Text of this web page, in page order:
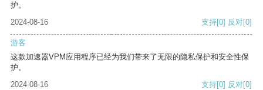
护。
2024-08-16
支持[0] 反对[0]
游客
这款加速器VPM应用程序已经为我们带来了无限的隐私保护和安全性保
护。
2024-08-16
支持[0] 反对[0]